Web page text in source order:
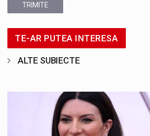
TRIMITE
TE-AR PUTEA INTERESA
ALTE SUBIECTE